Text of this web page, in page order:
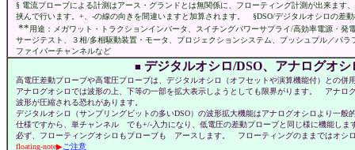
§ 電流プローブによる計測はアース・グランドとは無関係に、フローティング計測が出来ます、
挟んで行います。+、-の線の向きを間違いますと加算されます。
§DSO/デジタルオシロの差
**用途：メガワット・トラクションインバータ、スイチングパワーサプライ/高効率電源・発
サージテスト、３相/多相駆動装置・モータ、プロジェクションシステム、プッシュプル／パ
ファイバーチャンネルなど
■ デジタルオシロ/DSO、アナログオ
高電圧差動プローブや高電圧プローブは、デジタルオシロ（オフセットや演算機能付）との
アナログオシロでは波形の上、下等の一部を拡大表示しようとしても限界がります。 アナロ
波形が圧縮される恐れがあります。
デジタルオシロ（サンプリングビットの多いDSO）の波形拡大機能はアナログオシロより一般
仕様ですから、単チャンネル でも+/-入力になり、低電圧の差動プローブと同じ様に機能し
必ず、フローティングオシロもプローブも アースします。 フローティングのままではオシ
floating-note▶ご注意